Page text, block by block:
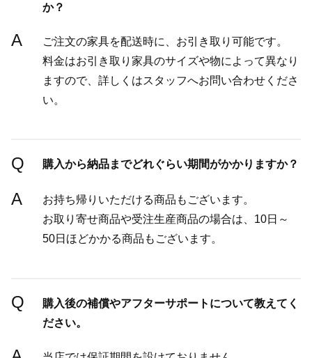
か？
A
ご注文の家具を配送時に、お引き取り可能です。
料金はお引き取り家具のサイズや物によって異なり
ますので、詳しくはスタッフへお問い合わせくださ
い。
Q 購入から納品までどれぐらい期間がかかりますか？
A
お持ち帰りいただける商品もございます。
お取り寄せ商品や受注生産商品の場合は、10日～
50日ほどかかる商品もございます。
Q
購入後の補償やアフターサポートについて教えてく
ださい。